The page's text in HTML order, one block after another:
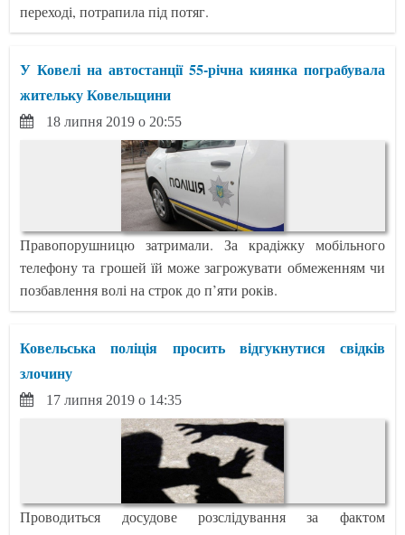
переході, потрапила під потяг.
У Ковелі на автостанції 55-річна киянка пограбувала
жительку Ковельщини
18 липня 2019 о 20:55
Правопорушницю затримали. За крадіжку мобільного
телефону та грошей їй може загрожувати обмеженням чи
позбавлення волі на строк до п’яти років.
Ковельська поліція просить відгукнутися свідків
злочину
17 липня 2019 о 14:35
Проводиться досудове розслідування за фактом